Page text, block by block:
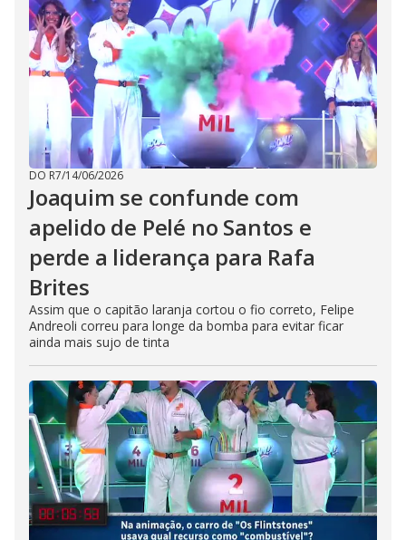
DO R7/14/06/2026
Joaquim se confunde com
apelido de Pelé no Santos e
perde a liderança para Rafa
Brites
Assim que o capitão laranja cortou o fio correto, Felipe
Andreoli correu para longe da bomba para evitar ficar
ainda mais sujo de tinta